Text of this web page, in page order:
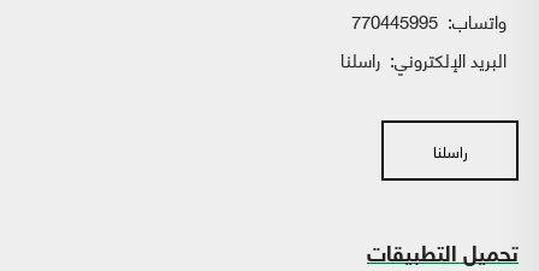
واتساب:
البريد الإلكتروني: راسلنا
راسلنا
تحميل التطبيقات